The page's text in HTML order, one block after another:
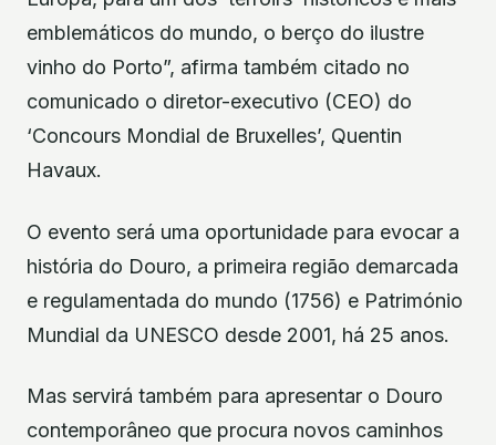
emblemáticos do mundo, o berço do ilustre
vinho do Porto”, afirma também citado no
comunicado o diretor-executivo (CEO) do
‘Concours Mondial de Bruxelles’, Quentin
Havaux.
O evento será uma oportunidade para evocar a
história do Douro, a primeira região demarcada
e regulamentada do mundo (1756) e Património
Mundial da UNESCO desde 2001, há 25 anos.
Mas servirá também para apresentar o Douro
contemporâneo que procura novos caminhos